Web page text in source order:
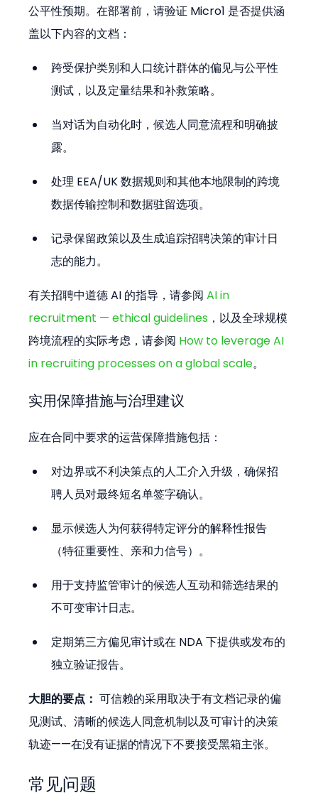
公平性预期。在部署前，请验证 Micro1 是否提供涵
盖以下内容的文档：
跨受保护类别和人口统计群体的偏见与公平性
测试，以及定量结果和补救策略。
当对话为自动化时，候选人同意流程和明确披
露。
处理 EEA/UK 数据规则和其他本地限制的跨境
数据传输控制和数据驻留选项。
记录保留政策以及生成追踪招聘决策的审计日
志的能力。
有关招聘中道德 AI 的指导，请参阅 AI in
recruitment — ethical guidelines ，以及全球规模
跨境流程的实际考虑，请参阅 How to leverage AI
in recruiting processes on a global scale。
实用保障措施与治理建议
应在合同中要求的运营保障措施包括：
对边界或不利决策点的人工介入升级，确保招
聘人员对最终短名单签字确认。
显示候选人为何获得特定评分的解释性报告
（特征重要性、亲和力信号）。
用于支持监管审计的候选人互动和筛选结果的
不可变审计日志。
定期第三方偏见审计或在 NDA 下提供或发布的
独立验证报告。
大胆的要点： 可信赖的采用取决于有文档记录的偏
见测试、清晰的候选人同意机制以及可审计的决策
轨迹——在没有证据的情况下不要接受黑箱主张。
常见问题